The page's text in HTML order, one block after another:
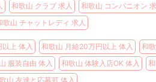
和歌山 クラブ 求人 和歌山 コンパニオン
歌山 チャットレディ 求人
上 体入 和歌山 月給20万円以上 体入
和
服装自由 体入 和歌山 体験入店OK 体入
山 友達と応募可 体入